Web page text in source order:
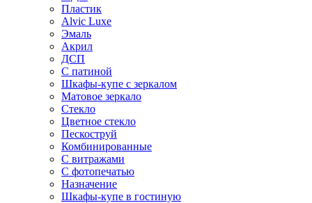
Пластик
Alvic Luxe
Эмаль
Акрил
ДСП
С патиной
Шкафы-купе с зеркалом
Матовое зеркало
Стекло
Цветное стекло
Пескоструй
Комбинированные
С витражами
С фотопечатью
Назначение
Шкафы-купе в гостиную